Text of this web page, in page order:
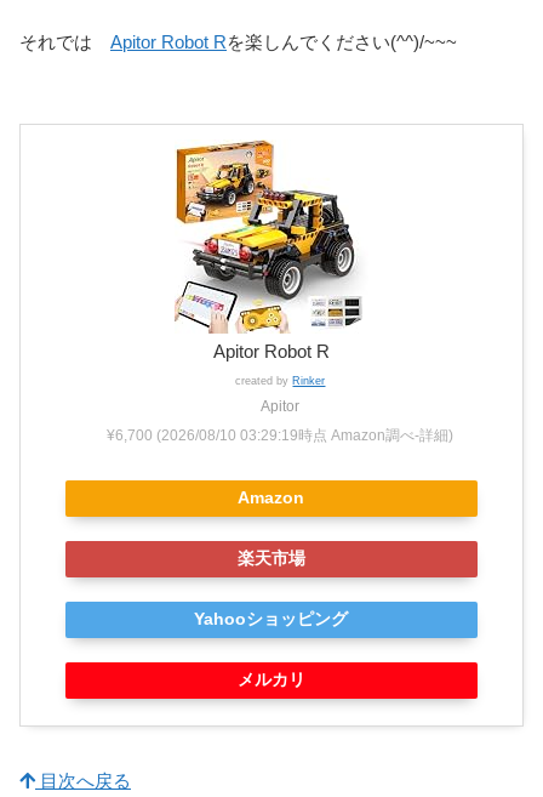
それでは Apitor Robot Rを楽しんでください(^^)/~~~
Apitor Robot R
created by Rinker
Apitor
¥6,700 (2026/08/10 03:29:19時点 Amazon調べ-詳細)
Amazon
楽天市場
Yahooショッピング
メルカリ
目次へ戻る